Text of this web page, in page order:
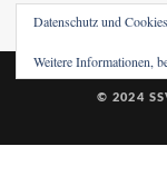
Datenschutz und
Weitere Informationen,
© 2024